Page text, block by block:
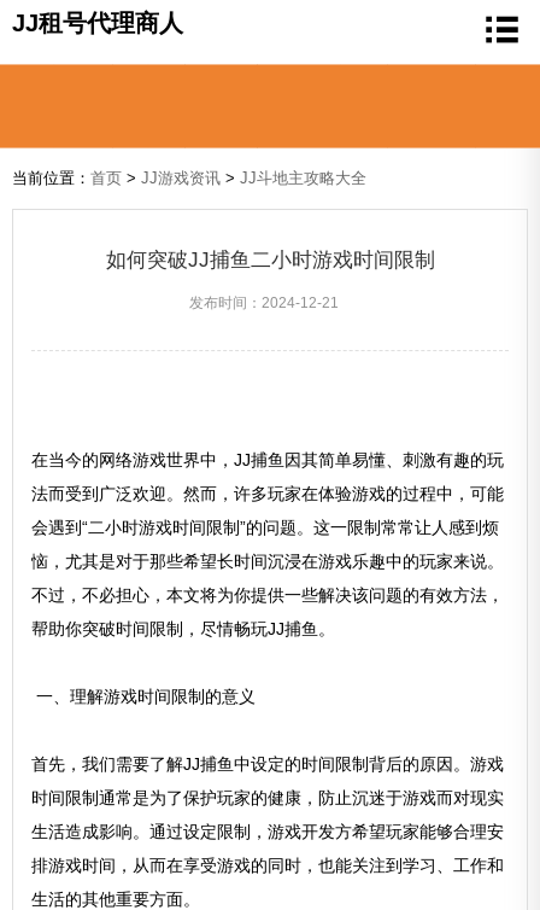
JJ租号代理商人
当前位置： 首页 > JJ游戏资讯 > JJ斗地主攻略大全
如何突破JJ捕鱼二小时游戏时间限制
发布时间：2024-12-21
在当今的网络游戏世界中，JJ捕鱼因其简单易懂、刺激有趣的玩
法而受到广泛欢迎。然而，许多玩家在体验游戏的过程中，可能
会遇到“二小时游戏时间限制”的问题。这一限制常常让人感到烦
恼，尤其是对于那些希望长时间沉浸在游戏乐趣中的玩家来说。
不过，不必担心，本文将为你提供一些解决该问题的有效方法，
帮助你突破时间限制，尽情畅玩JJ捕鱼。
一、理解游戏时间限制的意义
首先，我们需要了解JJ捕鱼中设定的时间限制背后的原因。游戏
时间限制通常是为了保护玩家的健康，防止沉迷于游戏而对现实
生活造成影响。通过设定限制，游戏开发方希望玩家能够合理安
排游戏时间，从而在享受游戏的同时，也能关注到学习、工作和
生活的其他重要方面。